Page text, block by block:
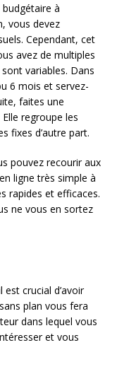
à
vous devez
Cependant, cet
avez de multiples
variables. Dans
6 mois et servez-
faites une
regroupe les
fixes d’autre part.
pouvez recourir aux
ligne très simple à
rapides et efficaces.
ne vous en sortez
crucial d’avoir
plan vous fera
dans lequel vous
et vous